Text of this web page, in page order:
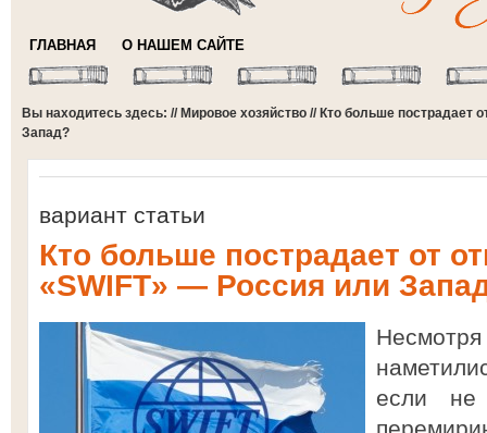
ГЛАВНАЯ О НАШЕМ САЙТЕ
Вы находитесь здесь: // Мировое хозяйство // Кто больше пострадает
Запад?
вариант статьи
Кто больше пострадает от
«SWIFT» — Россия или
если